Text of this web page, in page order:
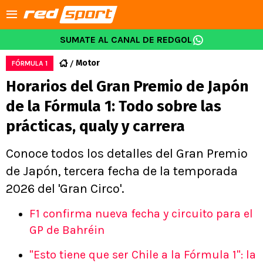
SUMATE AL CANAL DE REDGOL
FÓRMULA 1 Motor
Horarios del Gran Premio de Japón
de la Fórmula 1: Todo sobre las
prácticas, qualy y carrera
Conoce todos los detalles del Gran Premio
de Japón, tercera fecha de la temporada
2026 del 'Gran Circo'.
F1 confirma nueva fecha y circuito para el
GP de Bahréin
"Esto tiene que ser Chile a la Fórmula 1": la